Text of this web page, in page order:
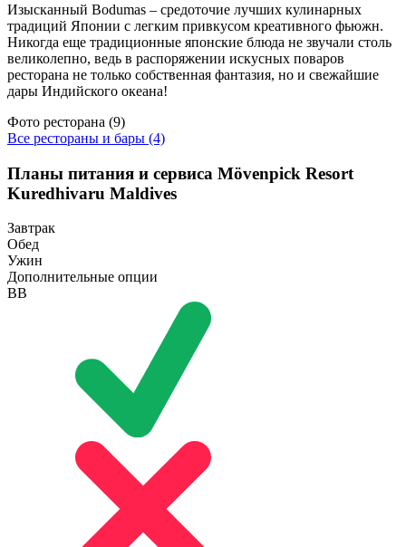
Изысканный Bodumas – средоточие лучших кулинарных
традиций Японии с легким привкусом креативного фьюжн.
Никогда еще традиционные японские блюда не звучали столь
великолепно, ведь в распоряжении искусных поваров
ресторана не только собственная фантазия, но и свежайшие
дары Индийского океана!
Фото ресторана (9)
Все рестораны и бары (4)
Планы питания и сервиса Mövenpick Resort
Kuredhivaru Maldives
Завтрак
Обед
Ужин
Дополнительные опции
BB